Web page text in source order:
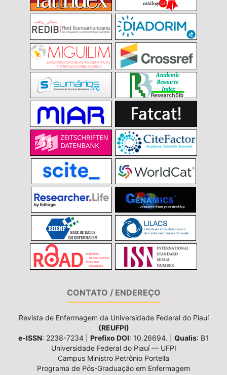
CONTATO / ENDEREÇO
Revista de Enfermagem da Universidade Federal do Piauí
(REUFPI)
e-ISSN: 2238-7234 | Prefixo DOI: 10.26694. | Qualis: B1
Universidade Federal do Piauí — UFPI
Campus Ministro Petrônio Portella
Programa de Pós-Graduação em Enfermagem